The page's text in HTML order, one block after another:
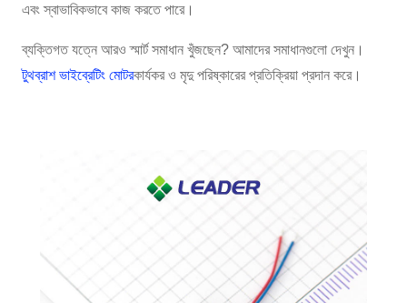
এবং স্বাভাবিকভাবে কাজ করতে পারে।
ব্যক্তিগত যত্নে আরও স্মার্ট সমাধান খুঁজছেন? আমাদের সমাধানগুলো দেখুন।
টুথব্রাশ ভাইব্রেটিং মোটরকার্যকর ও মৃদু পরিষ্কারের প্রতিক্রিয়া প্রদান করে।